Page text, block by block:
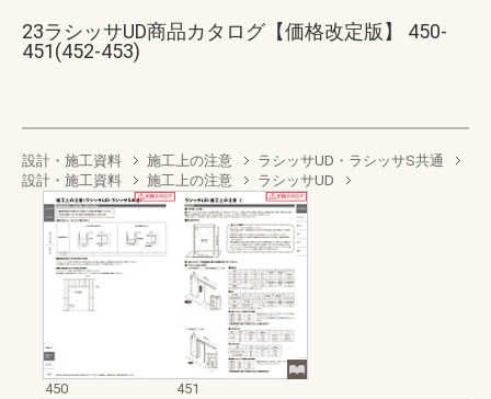
23ラシッサUD商品カタログ【価格改定版】 450-
451(452-453)
設計・施工資料 施工上の注意
ラシッサUD・ラシッサS共通
設計・施工資料
施工上の注意 ラシッサUD
450
451